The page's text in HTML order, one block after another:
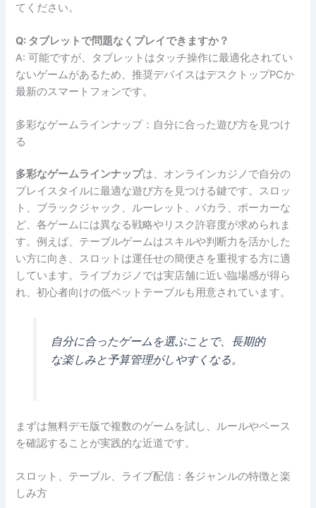
てください。
Q: タブレットで問題なくプレイできますか？
A: 可能ですが、タブレットはタッチ操作に最適化されてい
ないゲームがあるため、推奨デバイスはデスクトップPCか
最新のスマートフォンです。
多彩なゲームラインナップ：自分に合った遊び方を見つけ
る
多彩なゲームラインナップは、オンラインカジノで自分の
プレイスタイルに最適な遊び方を見つける鍵です。スロッ
ト、ブラックジャック、ルーレット、バカラ、ポーカーな
ど、各ゲームには異なる戦略やリスク許容度が求められま
す。例えば、テーブルゲームはスキルや判断力を活かした
い方に向き、スロットは運任せの簡便さを重視する方に適
しています。ライブカジノでは実店舗に近い臨場感が得ら
れ、初心者向けの低ベットテーブルも用意されています。
自分に合ったゲームを選ぶことで、長期的
な楽しみと予算管理がしやすくなる。
まずは無料デモ版で複数のゲームを試し、ルールやペース
を確認することが実践的な近道です。
スロット、テーブル、ライブ配信：各ジャンルの特徴と楽
しみ方